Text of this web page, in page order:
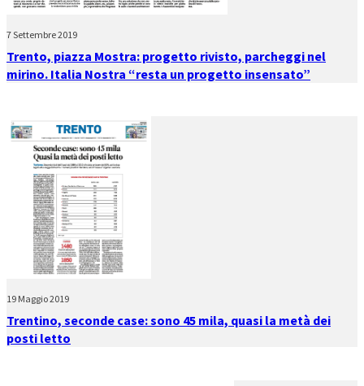
7 Settembre 2019
Trento, piazza Mostra: progetto rivisto, parcheggi nel
mirino. Italia Nostra “resta un progetto insensato”
19 Maggio 2019
Trentino, seconde case: sono 45 mila, quasi la metà dei
posti letto